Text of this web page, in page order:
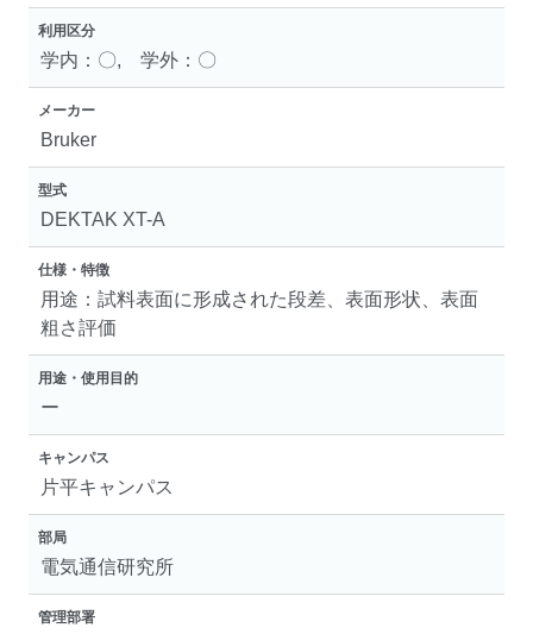
利用区分
学内：〇, 学外：〇
メーカー
Bruker
型式
DEKTAK XT-A
仕様・特徴
用途：試料表面に形成された段差、表面形状、表面
粗さ評価
用途・使用目的
ー
キャンパス
片平キャンパス
部局
電気通信研究所
管理部署